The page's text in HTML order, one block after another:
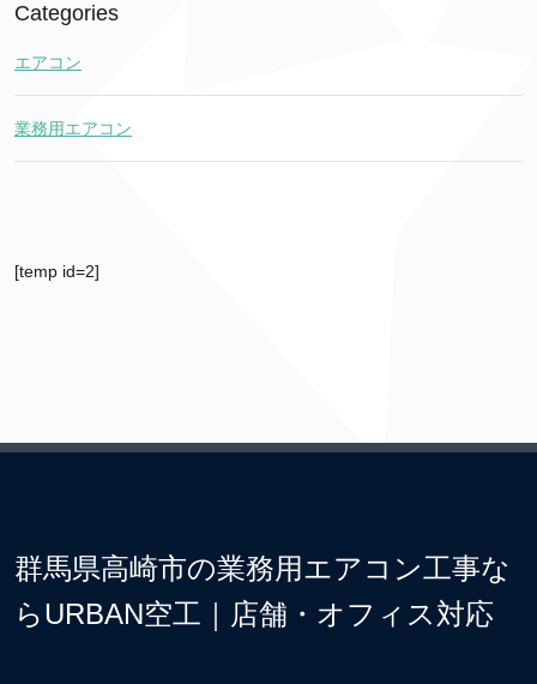
Categories
エアコン
業務用エアコン
[temp id=2]
群馬県高崎市の業務用エアコン工事な
らURBAN空工｜店舗・オフィス対応